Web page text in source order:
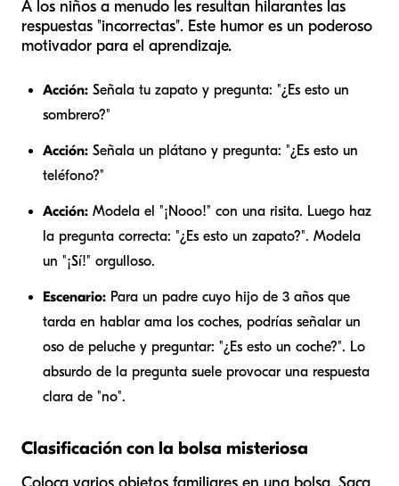
A los niños a menudo les resultan hilarantes las
respuestas "incorrectas". Este humor es un poderoso
motivador para el aprendizaje.
Acción: Señala tu zapato y pregunta: "¿Es esto un
sombrero?"
Acción: Señala un plátano y pregunta: "¿Es esto un
teléfono?"
Acción: Modela el "¡Nooo!" con una risita. Luego haz
la pregunta correcta: "¿Es esto un zapato?". Modela
un "¡Sí!" orgulloso.
Escenario: Para un padre cuyo hijo de 3 años que
tarda en hablar ama los coches, podrías señalar un
oso de peluche y preguntar: "¿Es esto un coche?". Lo
absurdo de la pregunta suele provocar una respuesta
clara de "no".
Clasificación con la bolsa misteriosa